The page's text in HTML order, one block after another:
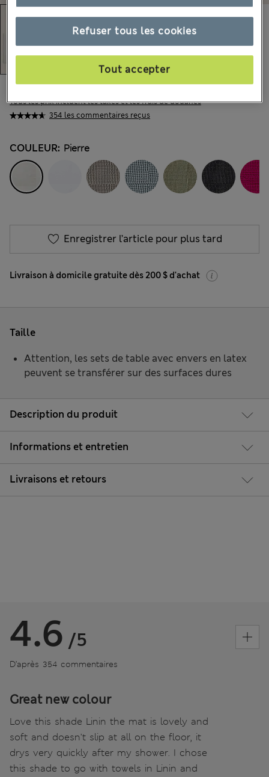
354 les commentaires reçus
CA$25,99
Tous les prix incluent les taxes et les frais de douanes
COULEUR: Pierre
Enregistrer l’article pour plus tard
Livraison à domicile gratuite dès 200 $ d'achat
Description du produit
Informations et entretien
Livraisons et retours
Taille
Attention, les sets de table avec envers en latex
peuvent se transférer sur des surfaces dures
4.6 /5
D’après 354 commentaires
Great new colour
Love this shade Linin the mat is lovely and
soft and doesn't slip at all on the floor, it
drys very quickly after my shower. I chose
this shade to go with towels in Linin and
Refuser tous les cookies
Tout accepter